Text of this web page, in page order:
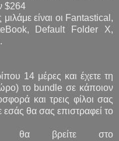
$264
είναι οι Fantastical,
Default Folder X,
14 μέρες και έχετε τη
το bundle σε κάποιον
και τρεις φίλοι σας
εσάς θα σας επιστραφεί το
θα βρείτε στο